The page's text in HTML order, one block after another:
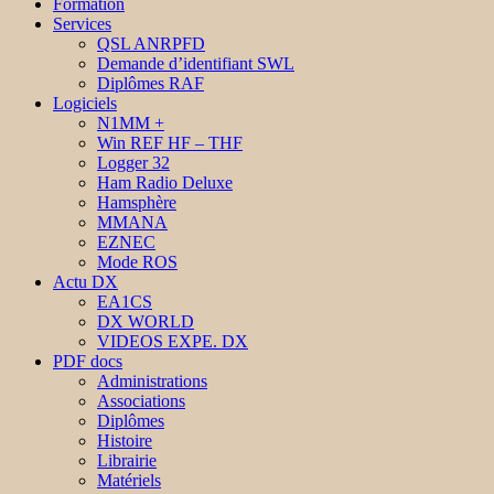
Formation
Services
QSL ANRPFD
Demande d’identifiant SWL
Diplômes RAF
Logiciels
N1MM +
Win REF HF – THF
Logger 32
Ham Radio Deluxe
Hamsphère
MMANA
EZNEC
Mode ROS
Actu DX
EA1CS
DX WORLD
VIDEOS EXPE. DX
PDF docs
Administrations
Associations
Diplômes
Histoire
Librairie
Matériels